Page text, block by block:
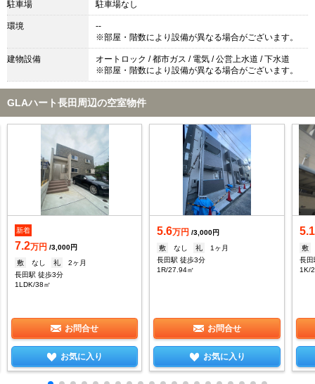
駐車場 駐車場なし
環境
--
※部屋・階数により設備が異なる場合がございます。
建物設備
オートロック / 都市ガス / 電気 / 公営上水道 / 下水道
※部屋・階数により設備が異なる場合がございます。
GLAハート長田周辺の空室物件
新着
7.2万円 /3,000円
敷
なし 礼
2ヶ月
長田駅 徒歩3分
1LDK/38㎡
お問合せ
お気に入り
5.6万円 /3,000円
敷
なし 礼
1ヶ月
長田駅 徒歩3分
1R/27.94㎡
お問合せ
お気に入り
5.1
敷
長田
1K/